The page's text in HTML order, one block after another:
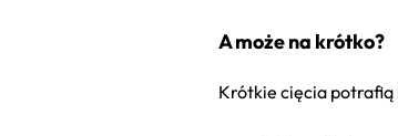
A może na krótko?
Krótkie cięcia potrafią